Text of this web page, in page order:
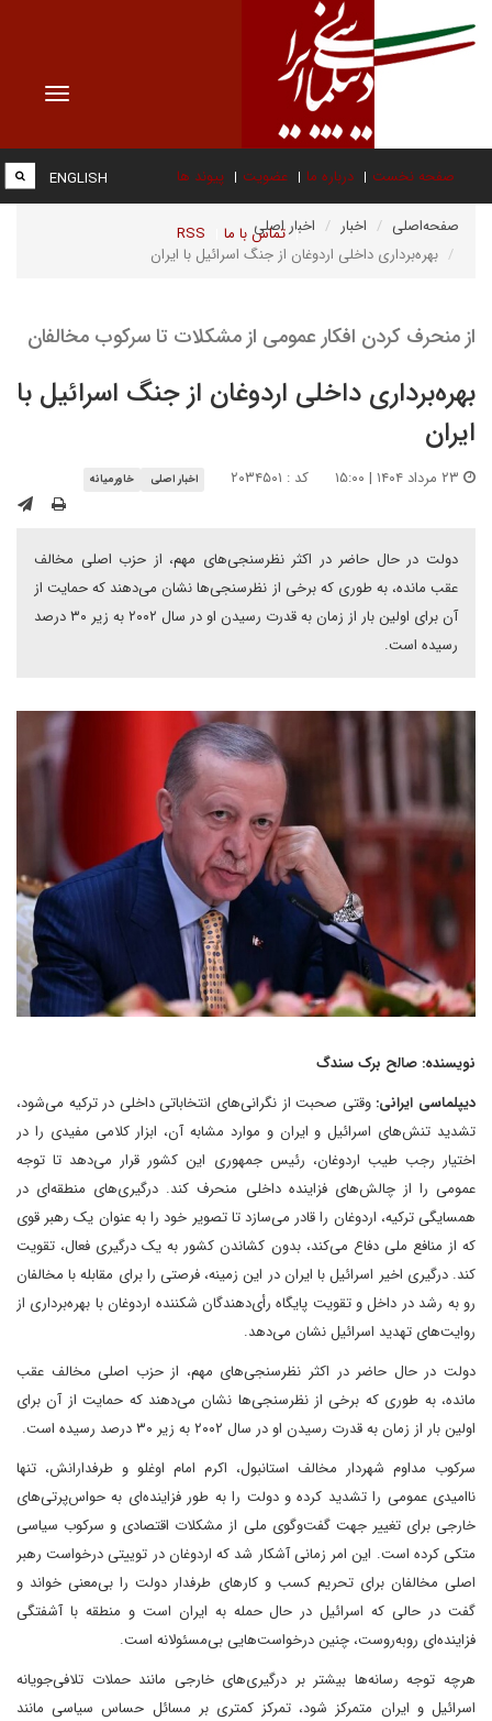
Toggle
صفحه نخست درباره ما عضویت پیوند ها
تماس با ما RSS
ENGLISH
صفحه‌اصلی اخبار
اخبار اصلی
بهره‌برداری داخلی اردوغان از جنگ اسرائیل با ایران
از منحرف کردن افکار عمومی از مشکلات تا سرکوب مخالفان
بهره‌برداری داخلی اردوغان از جنگ اسرائیل با
ایران
کد : ۲۰۳۴۵۰۱ اخبار اصلی خاورمیانه
دولت در حال حاضر در اکثر نظرسنجی‌های مهم، از حزب اصلی مخالف
عقب مانده، به طوری که برخی از نظرسنجی‌ها نشان می‌دهند که حمایت از
آن برای اولین بار از زمان به قدرت رسیدن او در سال ۲۰۰۲ به زیر ۳۰ درصد
رسیده است.
نویسنده: صالح برک سندگ
دیپلماسی ایرانی: وقتی صحبت از نگرانی‌های انتخاباتی داخلی در ترکیه می‌شود،
تشدید تنش‌های اسرائیل و ایران و موارد مشابه آن، ابزار کلامی مفیدی را در
اختیار رجب طیب اردوغان، رئیس جمهوری این کشور قرار می‌دهد تا توجه
عمومی را از چالش‌های فزاینده داخلی منحرف کند. درگیری‌های منطقه‌ای در
همسایگی ترکیه، اردوغان را قادر می‌سازد تا تصویر خود را به عنوان یک رهبر قوی
که از منافع ملی دفاع می‌کند، بدون کشاندن کشور به یک درگیری فعال، تقویت
کند. درگیری اخیر اسرائیل با ایران در این زمینه، فرصتی را برای مقابله با مخالفان
رو به رشد در داخل و تقویت پایگاه رأی‌دهندگان شکننده اردوغان با بهره‌برداری از
روایت‌های تهدید اسرائیل نشان می‌دهد.
دولت در حال حاضر در اکثر نظرسنجی‌های مهم، از حزب اصلی مخالف عقب
مانده، به طوری که برخی از نظرسنجی‌ها نشان می‌دهند که حمایت از آن برای
اولین بار از زمان به قدرت رسیدن او در سال ۲۰۰۲ به زیر ۳۰ درصد رسیده است.
سرکوب مداوم شهردار مخالف استانبول، اکرم امام اوغلو و طرفدارانش، تنها
ناامیدی عمومی را تشدید کرده و دولت را به طور فزاینده‌ای به حواس‌پرتی‌های
خارجی برای تغییر جهت گفت‌وگوی ملی از مشکلات اقتصادی و سرکوب سیاسی
متکی کرده است. این امر زمانی آشکار شد که اردوغان در توییتی درخواست رهبر
اصلی مخالفان برای تحریم کسب و کارهای طرفدار دولت را بی‌معنی خواند و
گفت در حالی که اسرائیل در حال حمله به ایران است و منطقه با آشفتگی
فزاینده‌ای روبه‌روست، چنین درخواست‌هایی بی‌مسئولانه است.
هرچه توجه رسانه‌ها بیشتر بر درگیری‌های خارجی مانند حملات تلافی‌جویانه
اسرائیل و ایران متمرکز شود، تمرکز کمتری بر مسائل حساس سیاسی مانند